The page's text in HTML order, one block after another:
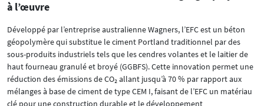
à l’œuvre
Développé par l’entreprise australienne Wagners, l’EFC est un béton
géopolymère qui substitue le ciment Portland traditionnel par des
sous-produits industriels tels que les cendres volantes et le laitier de
haut fourneau granulé et broyé (GGBFS). Cette innovation permet une
réduction des émissions de CO₂ allant jusqu’à 70 % par rapport aux
mélanges à base de ciment de type CEM I, faisant de l’EFC un matériau
clé pour une construction durable et le développement